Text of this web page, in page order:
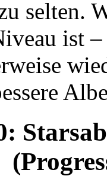
selten.
ist